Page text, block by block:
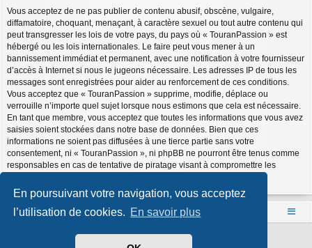
En poursuivant votre navigation, vous acceptez
l’utilisation de cookies. En savoir plus
Vous acceptez de ne pas publier de contenu abusif, obscène, vulgaire,
diffamatoire, choquant, menaçant, à caractère sexuel ou tout autre contenu qui
peut transgresser les lois de votre pays, du pays où « TouranPassion » est
hébergé ou les lois internationales. Le faire peut vous mener à un
bannissement immédiat et permanent, avec une notification à votre fournisseur
d’accès à Internet si nous le jugeons nécessaire. Les adresses IP de tous les
messages sont enregistrées pour aider au renforcement de ces conditions.
Vous acceptez que « TouranPassion » supprime, modifie, déplace ou
verrouille n’importe quel sujet lorsque nous estimons que cela est nécessaire.
En tant que membre, vous acceptez que toutes les informations que vous avez
saisies soient stockées dans notre base de données. Bien que ces
informations ne soient pas diffusées à une tierce partie sans votre
consentement, ni « TouranPassion », ni phpBB ne pourront être tenus comme
responsables en cas de tentative de piratage visant à compromettre les
Accueil Index du forum
Développé parphpBB® Forum Software © phpBB Limited